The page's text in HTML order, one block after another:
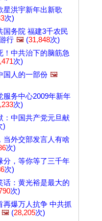
星洪宇新年出新歌
次)
国务院 福建3千农民
行 🖼️ (31,848次)
！中共治下的脑筋急
次)
国人的一部份 🖼️
服务中心2009年新年
次)
：中国共产党元旦献
)
当外交部发言人有啥
次)
分，等你等了三千年
次)
话：黄光裕是最大的
次)
再爆万人抗争 中共抓
🖼️ (28,205次)